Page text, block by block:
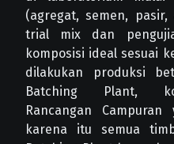
(agregat, semen,
trial mix dan
komposisi ideal sesuai
dilakukan produksi
Batching Plant,
Rancangan
karena itu semua